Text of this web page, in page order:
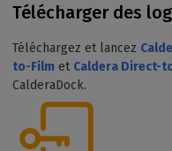
Télécharger des
Téléchargez et lancez
to-Film et Caldera Direct-
CalderaDock.